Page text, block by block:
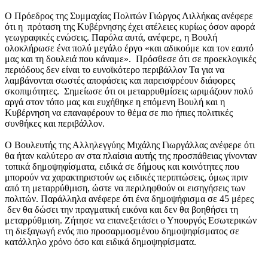
Ο Πρόεδρος της Συμμαχίας Πολιτών Γιώργος Λιλλήκας ανέφερε
ότι η πρόταση της Κυβέρνησης έχει ατέλειες κυρίως όσον αφορά
γεωγραφικές ενώσεις. Παρόλα αυτά, ανέφερε, η Βουλή
ολοκλήρωσε ένα πολύ μεγάλο έργο «και αδικούμε και τον εαυτό
μας και τη δουλειά που κάναμε». Πρόσθεσε ότι σε προεκλογικές
περιόδους δεν είναι το ευνοϊκότερο περιβάλλον Τα για να
λαμβάνονται σωστές αποφάσεις και παρεισφρέουν διάφορες
σκοπιμότητες. Σημείωσε ότι οι μεταρρυθμίσεις ωριμάζουν πολύ
αργά στον τόπο μας και ευχήθηκε η επόμενη Βουλή και η
Κυβέρνηση να επαναφέρουν το θέμα σε πιο ήπιες πολιτικές
συνθήκες και περιβάλλον.
Ο Βουλευτής της Αλληλεγγύης Μιχάλης Γιωργάλλας ανέφερε ότι
θα ήταν καλύτερο αν στα πλαίσια αυτής της προσπάθειας γίνονταν
τοπικά δημοψηφίσματα, ειδικά σε δήμους και κοινότητες που
μπορούν να χαρακτηριστούν ως ειδικές περιπτώσεις, όμως πριν
από τη μεταρρύθμιση, ώστε να περιληφθούν οι εισηγήσεις των
πολιτών. Παράλληλα ανέφερε ότι ένα δημοψήφισμα σε 45 μέρες
δεν θα δώσει την πραγματική εικόνα και δεν θα βοηθήσει τη
μεταρρύθμιση. Ζήτησε να επανεξετάσει ο Υπουργός Εσωτερικών
τη διεξαγωγή ενός πιο προσαρμοσμένου δημοψηφίσματος σε
κατάλληλο χρόνο όσο και ειδικά δημοψηφίσματα.